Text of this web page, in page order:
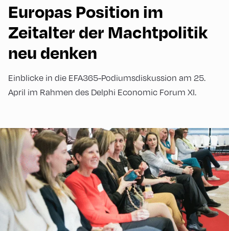
Europas Position im
Zeitalter der Machtpolitik
neu denken
Einblicke in die EFA365-Podiumsdiskussion am 25.
April im Rahmen des Delphi Economic Forum XI.